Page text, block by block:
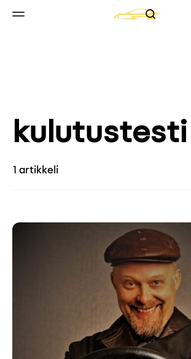
Skip to content
Search
kulutustesti
1 artikkeli